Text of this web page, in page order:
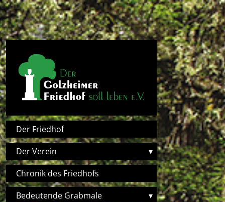
Direkt zum Inhalt
Hauptnavigation
Der Friedhof
Der Verein
▾
Chronik des Friedhofs
Bedeutende Grabmale
▾